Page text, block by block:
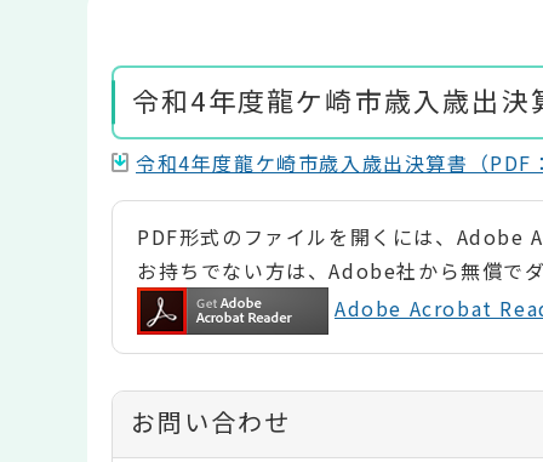
令和4年度龍ケ崎市歳入歳出決
令和4年度龍ケ崎市歳入歳出決算書（PDF
PDF形式のファイルを開くには、Adobe
お持ちでない方は、Adobe社から無償で
Adobe Acrobat
お問い合わせ